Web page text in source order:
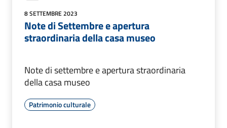
8 SETTEMBRE 2023
Note di Settembre e apertura
straordinaria della casa museo
Note di settembre e apertura straordinaria
della casa museo
Patrimonio culturale